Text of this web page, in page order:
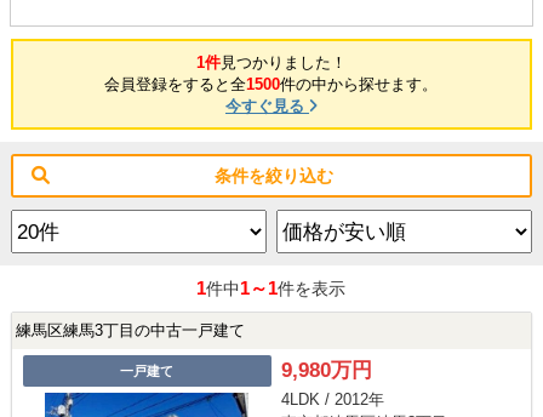
1件見つかりました！
会員登録をすると全1500件の中から探せます。
今すぐ見る
条件を絞り込む
1件中1～1件を表示
練馬区練馬3丁目の中古一戸建て
一戸建て 9,980万円
4LDK / 2012年